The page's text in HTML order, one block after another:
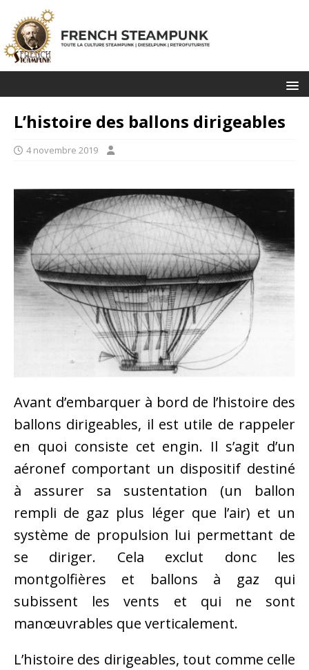
L’histoire des ballons dirigeables
4 novembre 2019
Avant d’embarquer à bord de l’histoire des
ballons dirigeables, il est utile de rappeler
en quoi consiste cet engin. Il s’agit d’un
aéronef comportant un dispositif destiné
à assurer sa sustentation (un ballon
rempli de gaz plus léger que l’air) et un
système de propulsion lui permettant de
se diriger. Cela exclut donc les
montgolfières et ballons à gaz qui
subissent les vents et qui ne sont
manœuvrables que verticalement.
L’histoire des dirigeables, tout comme celle